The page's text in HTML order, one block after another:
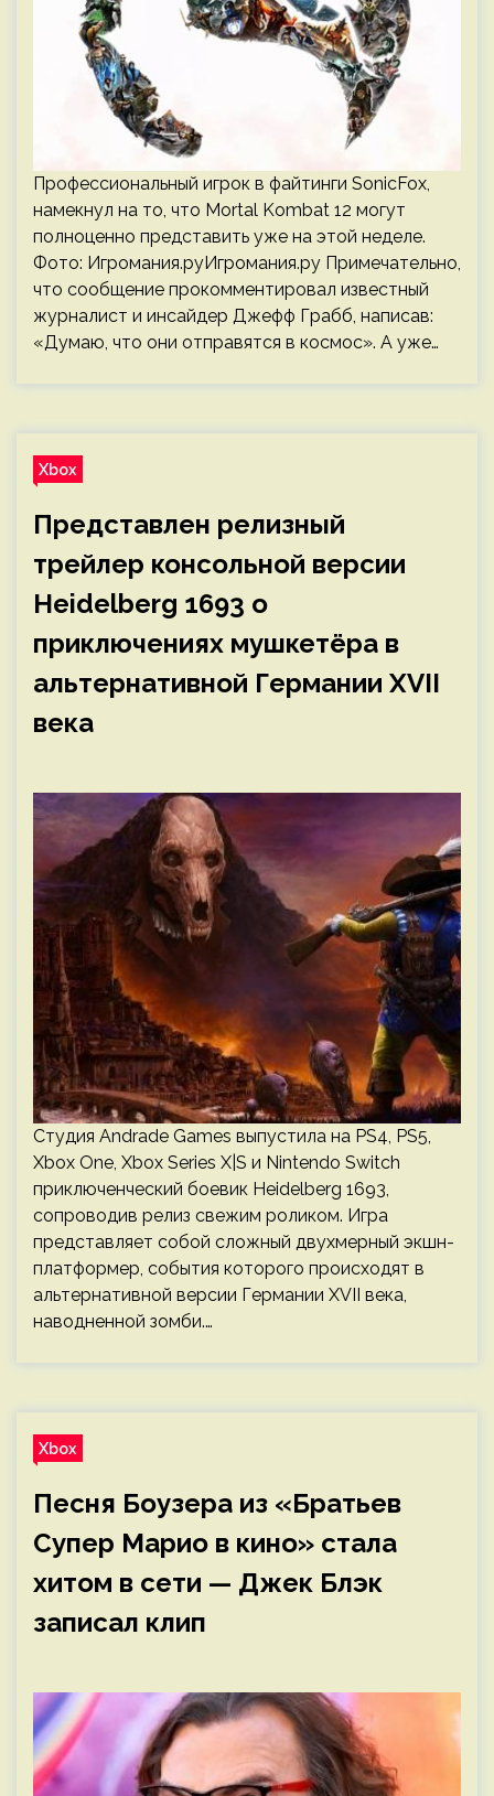
Профессиональный игрок в файтинги SonicFox,
намекнул на то, что Mortal Kombat 12 могут
полноценно представить уже на этой неделе.
Фото: Игромания.руИгромания.ру Примечательно,
что сообщение прокомментировал известный
журналист и инсайдер Джефф Грабб, написав:
«Думаю, что они отправятся в космос». А уже…
Xbox
Представлен релизный
трейлер консольной версии
Heidelberg 1693 о
приключениях мушкетёра в
альтернативной Германии XVII
века
Студия Andrade Games выпустила на PS4, PS5,
Xbox One, Xbox Series X|S и Nintendo Switch
приключенческий боевик Heidelberg 1693,
сопроводив релиз свежим роликом. Игра
представляет собой сложный двухмерный экшн-
платформер, события которого происходят в
альтернативной версии Германии XVII века,
наводненной зомби.…
Xbox
Песня Боузера из «Братьев
Супер Марио в кино» стала
хитом в сети — Джек Блэк
записал клип